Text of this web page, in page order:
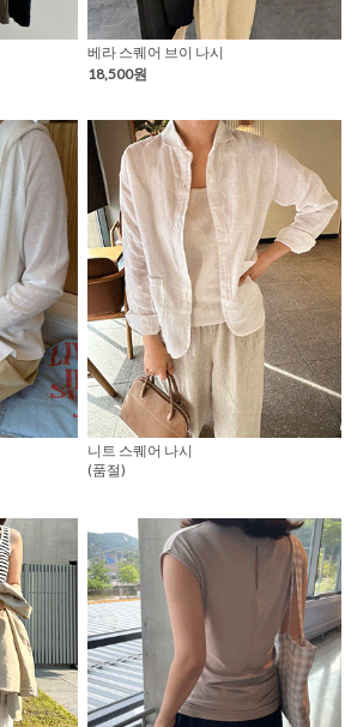
베라 스퀘어 브이 나시
18,500원
니트 스퀘어 나시
(품절)